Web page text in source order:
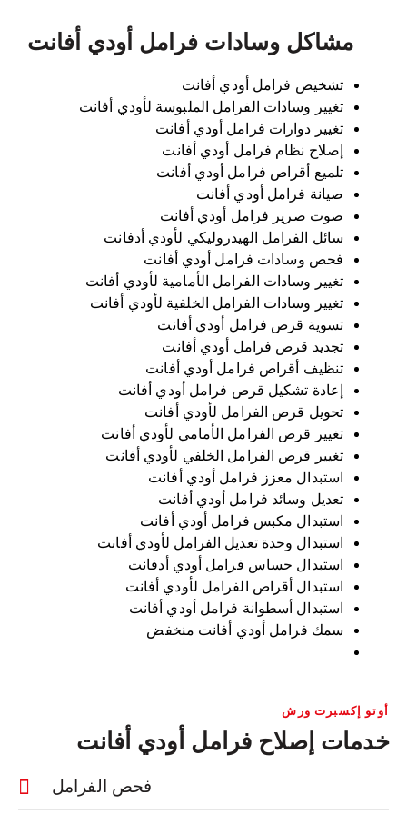
مشاكل وسادات فرامل أودي أفانت
تشخيص فرامل أودي أفانت
تغيير وسادات الفرامل الملبوسة لأودي أفانت
تغيير دوارات فرامل أودي أفانت
إصلاح نظام فرامل أودي أفانت
تلميع أقراص فرامل أودي أفانت
صيانة فرامل أودي أفانت
صوت صرير فرامل أودي أفانت
سائل الفرامل الهيدروليكي لأودي أدفانت
فحص وسادات فرامل أودي أفانت
تغيير وسادات الفرامل الأمامية لأودي أفانت
تغيير وسادات الفرامل الخلفية لأودي أفانت
تسوية قرص فرامل أودي أفانت
تجديد قرص فرامل أودي أفانت
تنظيف أقراص فرامل أودي أفانت
إعادة تشكيل قرص فرامل أودي أفانت
تحويل قرص الفرامل لأودي أفانت
تغيير قرص الفرامل الأمامي لأودي أفانت
تغيير قرص الفرامل الخلفي لأودي أفانت
استبدال معزز فرامل أودي أفانت
تعديل وسائد فرامل أودي أفانت
استبدال مكبس فرامل أودي أفانت
استبدال وحدة تعديل الفرامل لأودي أفانت
استبدال حساس فرامل أودي أدفانت
استبدال أقراص الفرامل لأودي أفانت
استبدال أسطوانة فرامل أودي أفانت
سمك فرامل أودي أفانت منخفض
أوتو إكسبرت ورش
خدمات إصلاح فرامل أودي أفانت
فحص الفرامل